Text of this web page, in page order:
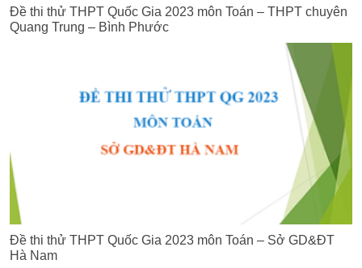
Đề thi thử THPT Quốc Gia 2023 môn Toán – THPT chuyên
Quang Trung – Bình Phước
Đề thi thử THPT Quốc Gia 2023 môn Toán – Sở GD&ĐT
Hà Nam